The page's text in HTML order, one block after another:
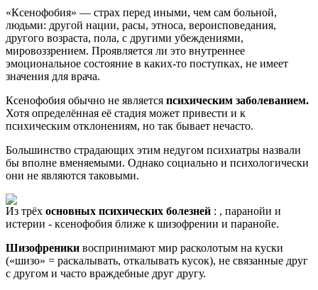
«Ксенофобия» — страх перед иными, чем сам больной,
людьми: другой нации, расы, этноса, вероисповедания,
другого возраста, пола, с другими убеждениями,
мировоззрением. Проявляется ли это внутреннее
эмоциональное состояние в каких-то поступках, не имеет
значения для врача.
Ксенофобия обычно не является психическим заболеванием.
Хотя определённая её стадия может привести и к
психическим отклонениям, но так бывает нечасто.
Большинство страдающих этим недугом психиатры назвали
бы вполне вменяемыми. Однако социально и психологически
они не являются таковыми.
Из трёх основных психических болезней : , паранойи и
истерии - ксенофобия ближе к шизофрении и паранойе.
Шизофреники воспринимают мир расколотым на куски
(«шизо» = раскалывать, откалывать кусок), не связанные друг
с другом и часто враждебные друг другу.